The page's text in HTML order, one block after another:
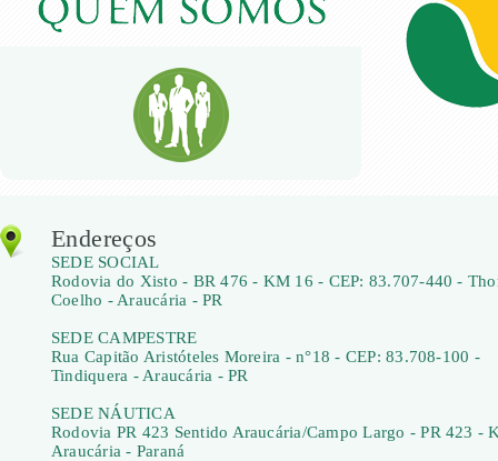
Endereços
SEDE SOCIAL
Rodovia do Xisto - BR 476 - KM 16 - CEP: 83.707-440 -
Coelho - Araucária - PR
SEDE CAMPESTRE
Rua Capitão Aristóteles Moreira - n°18 - CEP: 83.708-100 -
Tindiquera - Araucária - PR
SEDE NÁUTICA
Rodovia PR 423 Sentido Araucária/Campo Largo - PR 423 -
Araucária - Paraná